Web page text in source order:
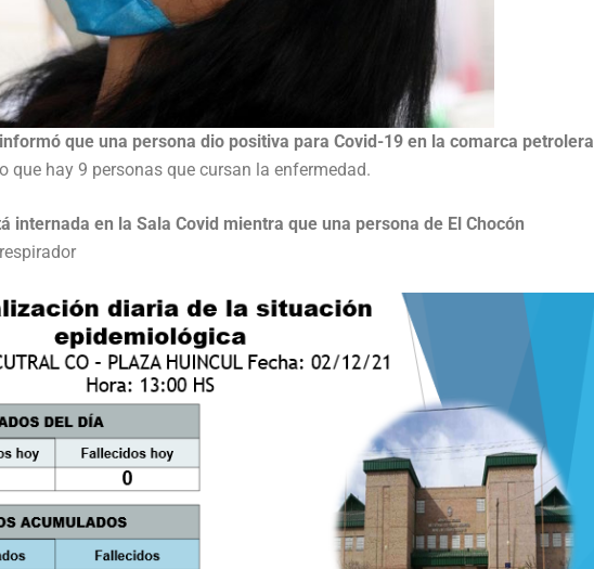
informó que una persona dio positiva para Covid-19 en la comarca petrolera
que hay 9 personas que cursan la enfermedad.
internada en la Sala Covid mientra que una persona de El Chocón